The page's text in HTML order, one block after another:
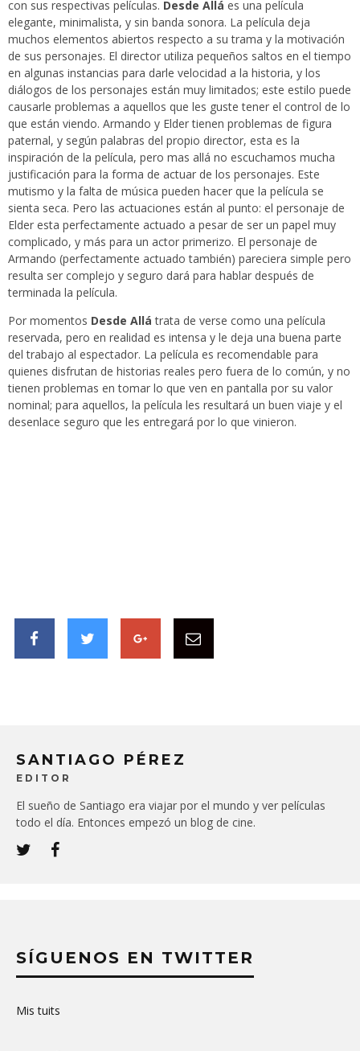
con sus respectivas películas. Desde Allá es una película
elegante, minimalista, y sin banda sonora. La película deja
muchos elementos abiertos respecto a su trama y la motivación
de sus personajes. El director utiliza pequeños saltos en el tiempo
en algunas instancias para darle velocidad a la historia, y los
diálogos de los personajes están muy limitados; este estilo puede
causarle problemas a aquellos que les guste tener el control de lo
que están viendo. Armando y Elder tienen problemas de figura
paternal, y según palabras del propio director, esta es la
inspiración de la película, pero mas allá no escuchamos mucha
justificación para la forma de actuar de los personajes. Este
mutismo y la falta de música pueden hacer que la película se
sienta seca. Pero las actuaciones están al punto: el personaje de
Elder esta perfectamente actuado a pesar de ser un papel muy
complicado, y más para un actor primerizo. El personaje de
Armando (perfectamente actuado también) pareciera simple pero
resulta ser complejo y seguro dará para hablar después de
terminada la película.
Por momentos Desde Allá trata de verse como una película
reservada, pero en realidad es intensa y le deja una buena parte
del trabajo al espectador. La película es recomendable para
quienes disfrutan de historias reales pero fuera de lo común, y no
tienen problemas en tomar lo que ven en pantalla por su valor
nominal; para aquellos, la película les resultará un buen viaje y el
desenlace seguro que les entregará por lo que vinieron.
SANTIAGO PÉREZ
EDITOR
El sueño de Santiago era viajar por el mundo y ver películas
todo el día. Entonces empezó un blog de cine.
SÍGUENOS EN TWITTER
Mis tuits